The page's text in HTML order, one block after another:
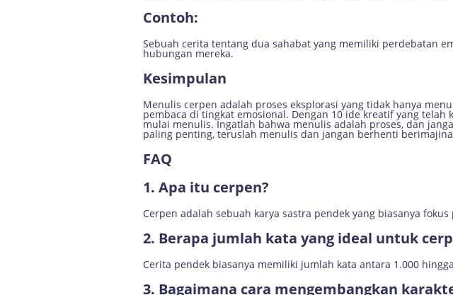
Contoh:
Sebuah cerita tentang dua sahabat yang memiliki perdebatan
hubungan mereka.
Kesimpulan
Menulis cerpen adalah proses eksplorasi yang tidak hanya
pembaca di tingkat emosional. Dengan 10 ide kreatif yang
mulai menulis. Ingatlah bahwa menulis adalah proses, dan
paling penting, teruslah menulis dan jangan berhenti
FAQ
1. Apa itu cerpen?
Cerpen adalah sebuah karya sastra pendek yang biasanya
2. Berapa jumlah kata yang ideal untuk
Cerita pendek biasanya memiliki jumlah kata antara 1.000
3. Bagaimana cara mengembangkan